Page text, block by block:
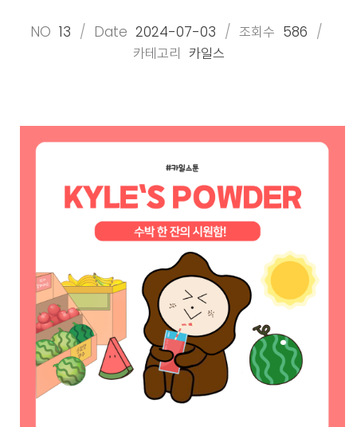
NO 13 Date 2024-07-03 조회수 586
카테고리 카일스